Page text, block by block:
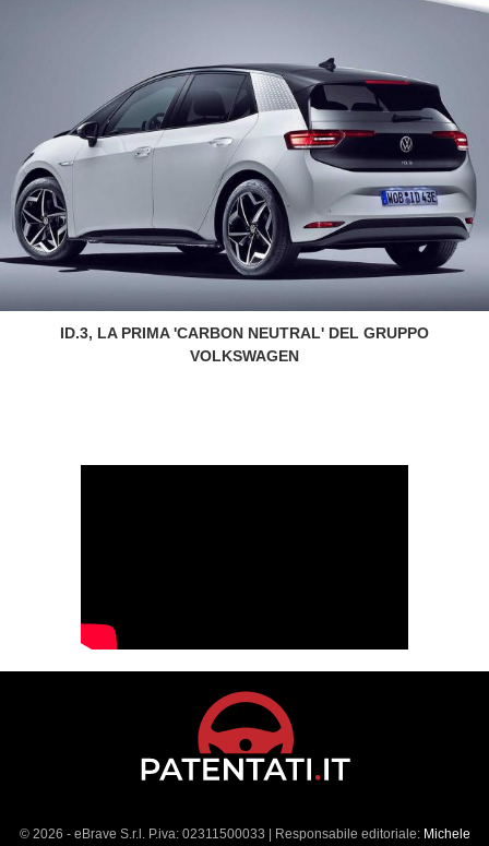
ID.3, LA PRIMA 'CARBON NEUTRAL' DEL GRUPPO
VOLKSWAGEN
© 2026 - eBrave S.r.l. P.iva: 02311500033 | Responsabile editoriale: Michele